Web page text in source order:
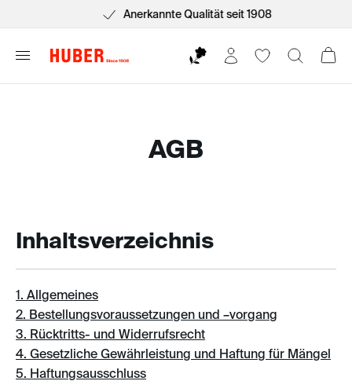
Anerkannte Qualität seit 1908
AGB
Inhaltsverzeichnis
1. Allgemeines
2. Bestellungsvoraussetzungen und –vorgang
3. Rücktritts- und Widerrufsrecht
4. Gesetzliche Gewährleistung und Haftung für Mängel
5. Haftungsausschluss